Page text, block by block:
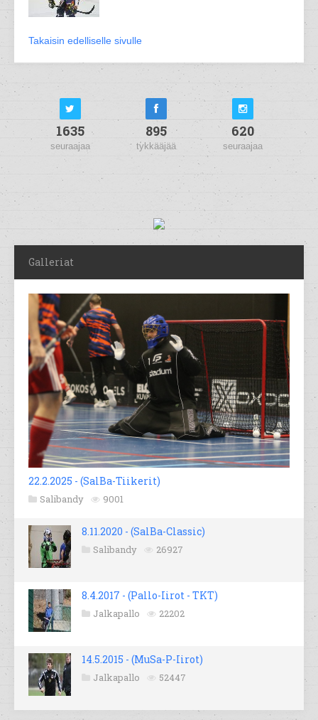
Takaisin edelliselle sivulle
1635
seuraajaa
895
tykkääjää
620
seuraajaa
Galleriat
22.2.2025 - (SalBa-Tiikerit)
Salibandy 9001
8.11.2020 - (SalBa-Classic)
Salibandy 26927
8.4.2017 - (Pallo-Iirot - TKT)
Jalkapallo 22202
14.5.2015 - (MuSa-P-Iirot)
Jalkapallo 52447